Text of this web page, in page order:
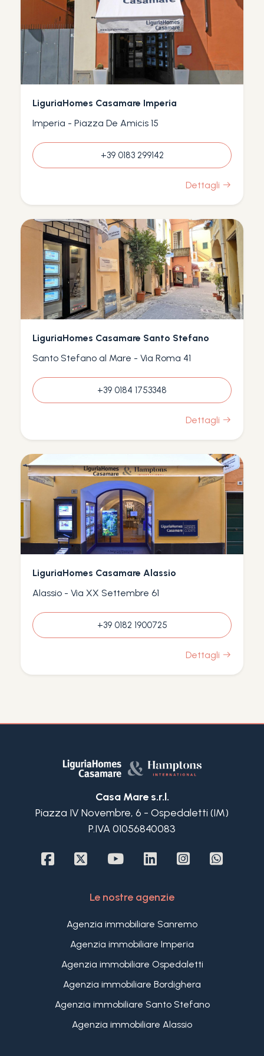
LiguriaHomes Casamare Imperia
Imperia - Piazza De Amicis 15
+39 0183 299142
Dettagli
LiguriaHomes Casamare Santo Stefano
Santo Stefano al Mare - Via Roma 41
+39 0184 1753348
Dettagli
LiguriaHomes Casamare Alassio
Alassio - Via XX Settembre 61
+39 0182 1900725
Dettagli
Casa Mare s.r.l.
Piazza IV Novembre, 6 - Ospedaletti (IM)
P.IVA 01056840083
Le nostre agenzie
Agenzia immobiliare Sanremo
Agenzia immobiliare Imperia
Agenzia immobiliare Ospedaletti
Agenzia immobiliare Bordighera
Agenzia immobiliare Santo Stefano
Agenzia immobiliare Alassio